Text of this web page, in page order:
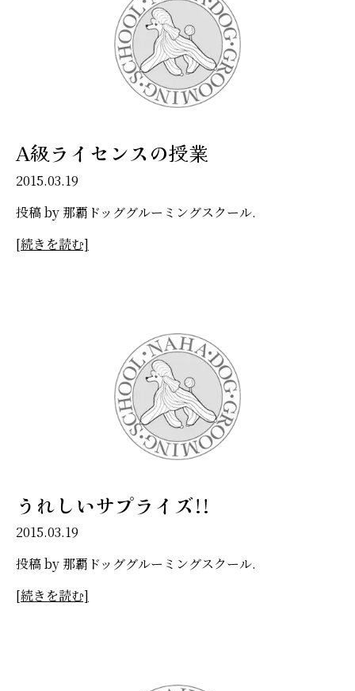
A級ライセンスの授業
2015.03.19
投稿 by 那覇ドッググルーミングスクール.
[続きを読む]
うれしいサプライズ!!
2015.03.19
投稿 by 那覇ドッググルーミングスクール.
[続きを読む]